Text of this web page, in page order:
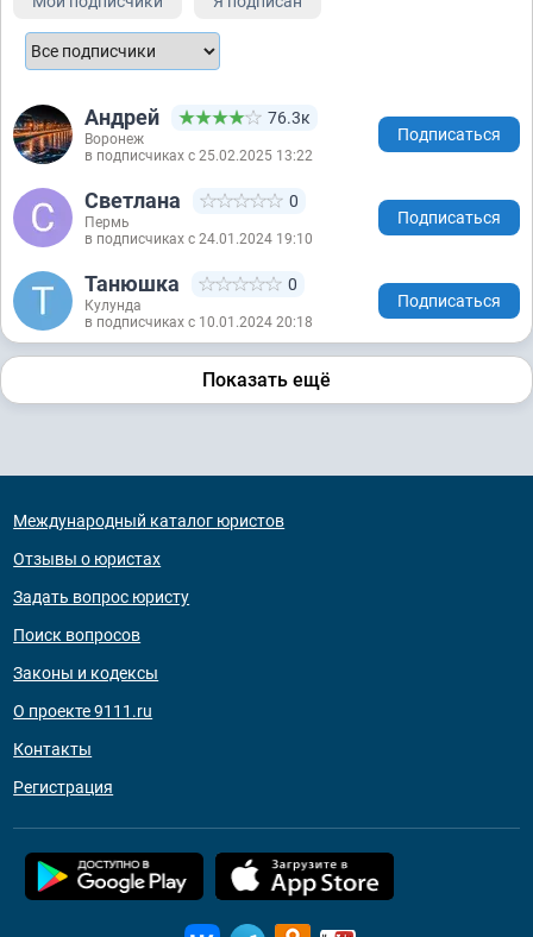
Андрей 76.3к
Воронеж
в подписчиках с 25.02.2025 13:22
Подписаться
Светлана 0
Пермь
в подписчиках с 24.01.2024 19:10
Подписаться
Танюшка 0
Кулунда
в подписчиках с 10.01.2024 20:18
Подписаться
Показать ещё
Международный каталог юристов
Отзывы о юристах
Задать вопрос юристу
Поиск вопросов
Законы и кодексы
О проекте 9111.ru
Контакты
Регистрация